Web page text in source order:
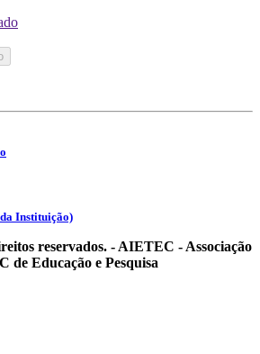
Instituição)
reservados. - AIETEC - Associação
Educação e Pesquisa